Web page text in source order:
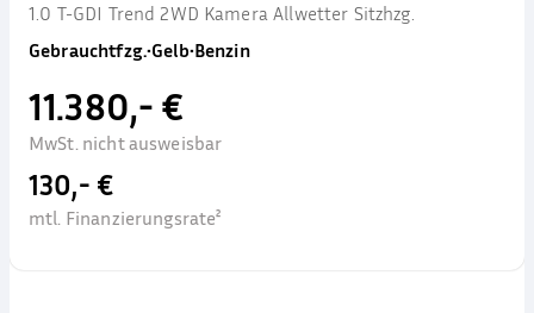
1.0 T-GDI Trend 2WD Kamera Allwetter Sitzhzg.
Gebrauchtfzg.•Gelb•Benzin
11.380,- €
MwSt. nicht ausweisbar
130,- €
mtl. Finanzierungsrate²